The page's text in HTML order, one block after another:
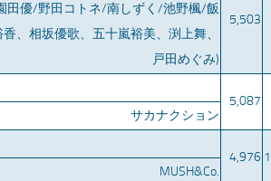
5,503
田優/野田コトネ/南しずく/池野楓/飯
、相坂優歌、五十嵐裕美、渕上舞、
戸田めぐみ)
5,087
サカナクション
4,976
MUSH&Co.